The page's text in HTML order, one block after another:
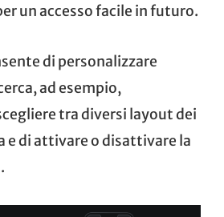
un accesso facile in futuro.
di personalizzare
ad esempio,
tra diversi layout dei
e di attivare o disattivare la